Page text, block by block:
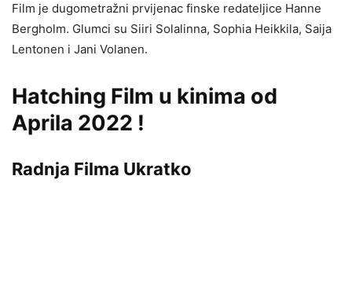
Film je dugometražni prvijenac finske redateljice Hanne
Bergholm. Glumci su Siiri Solalinna, Sophia Heikkila, Saija
Lentonen i Jani Volanen.
Hatching Film u kinima od
Aprila 2022 !
Radnja Filma Ukratko